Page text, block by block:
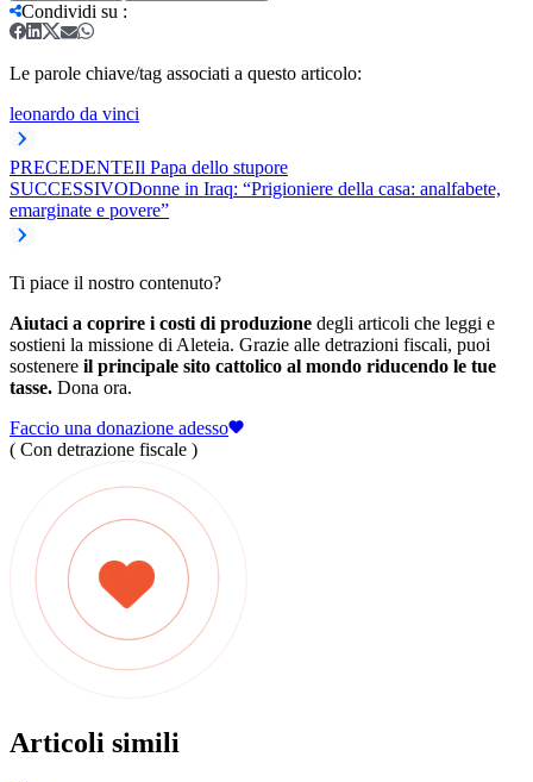
Condividi su :
Le parole chiave/tag associati a questo articolo:
leonardo da vinci
PRECEDENTEIl Papa dello stupore
SUCCESSIVODonne in Iraq: “Prigioniere della casa: analfabete,
emarginate e povere”
Ti piace il nostro contenuto?
Aiutaci a coprire i costi di produzione degli articoli che leggi e
sostieni la missione di Aleteia. Grazie alle detrazioni fiscali, puoi
sostenere il principale sito cattolico al mondo riducendo le tue
tasse. Dona ora.
Faccio una donazione adesso
( Con detrazione fiscale )
Articoli simili